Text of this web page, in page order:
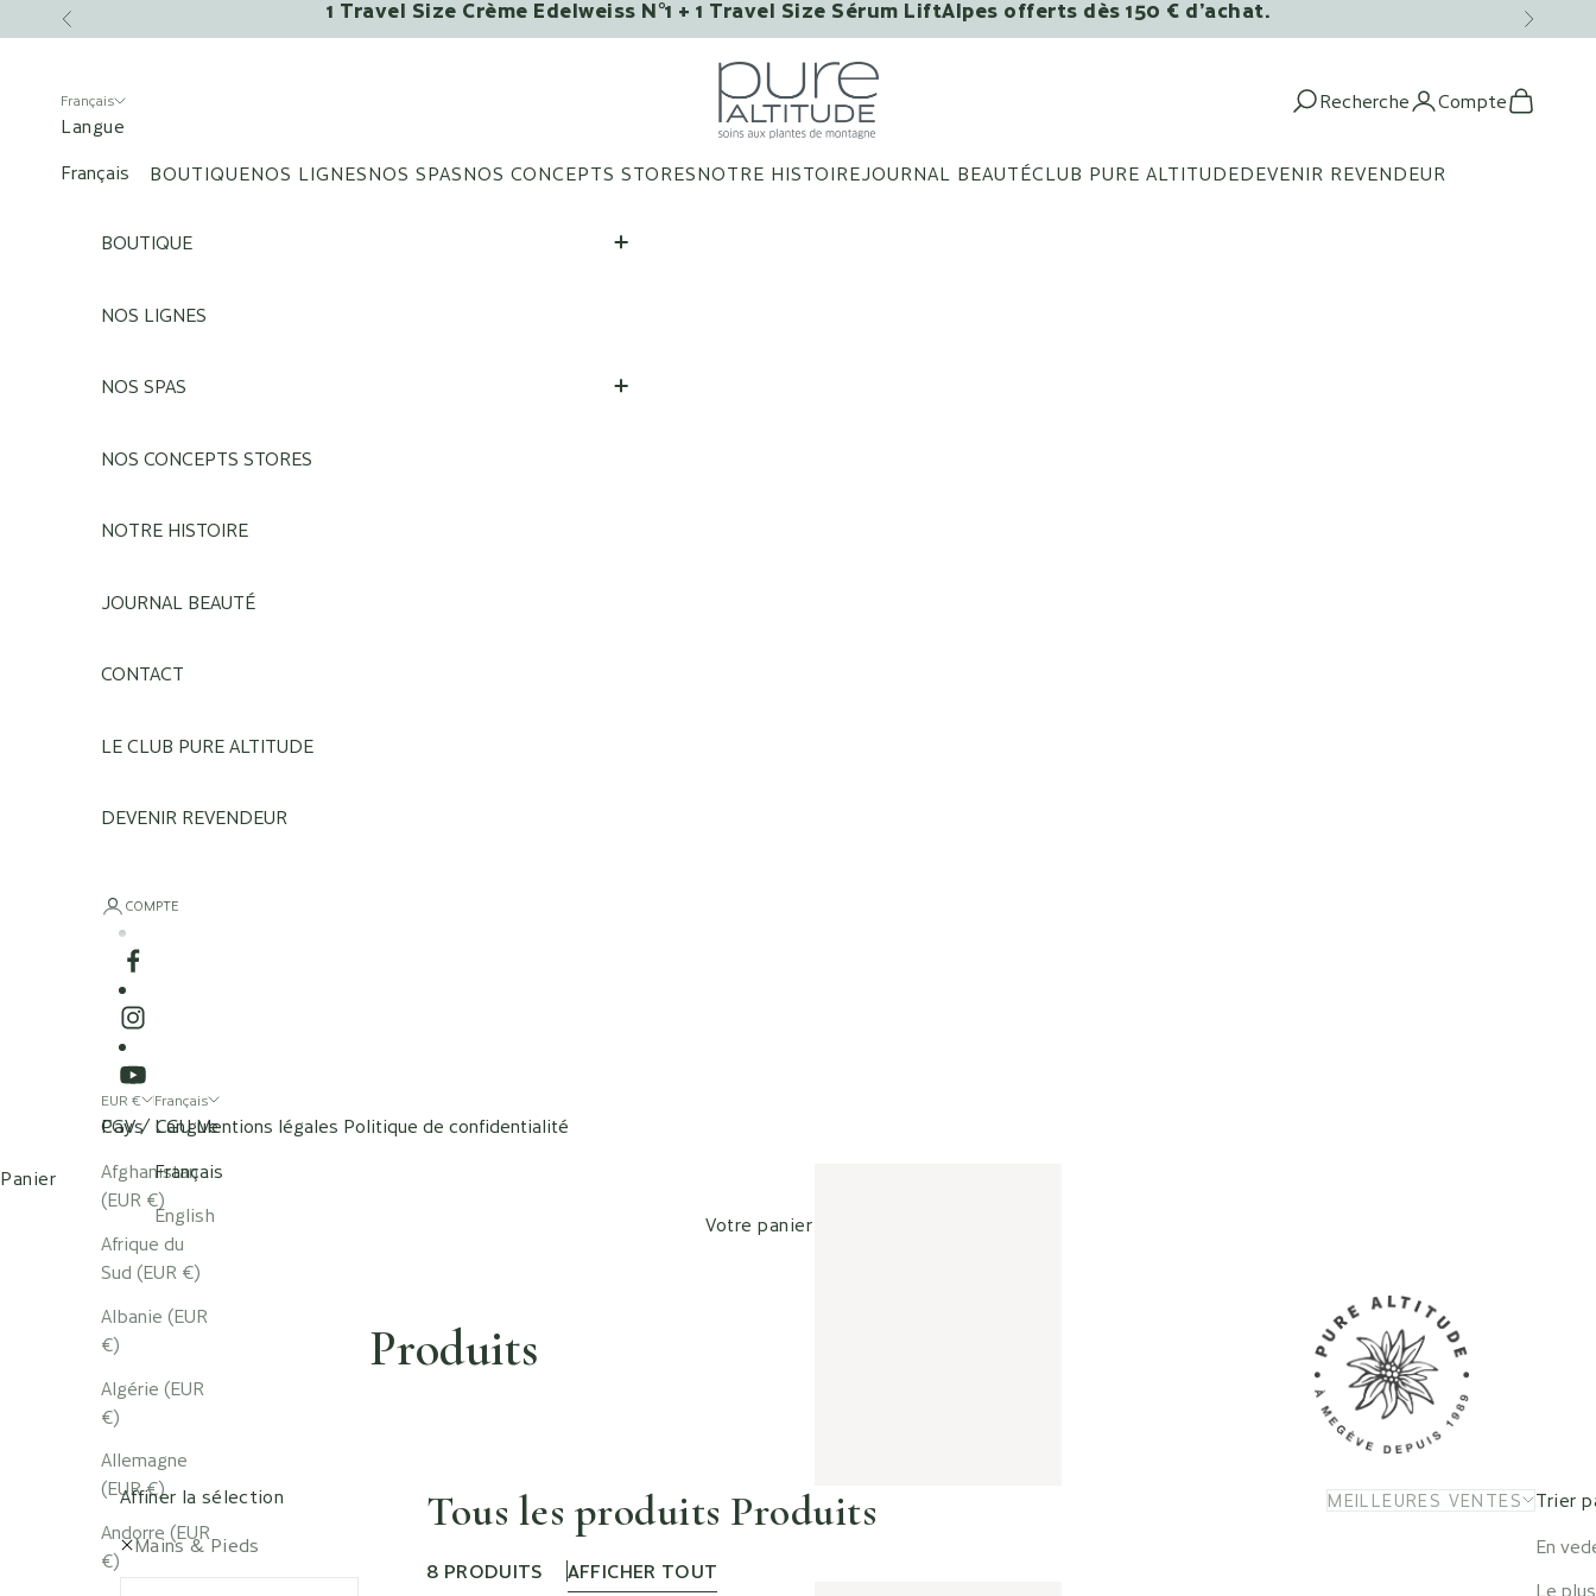
Passer au contenu
Précédent
1 Travel Size Crème Edelweiss N°1 + 1 Travel Size Sérum LiftAlpes offerts dès 150 € d’achat.
Suivant
Français
Langue
Français
Pure Altitude
BOUTIQUENOS LIGNESNOS SPASNOS CONCEPTS STORESNOTRE HISTOIREJOURNAL BEAUTÉCLUB PURE ALTITUDEDEVENIR REVENDEUR
Ouvrir la recherche
Recherche Ouvrir le
Compte
BOUTIQUE
NOS LIGNES
NOS SPAS
NOS CONCEPTS STORES
NOTRE HISTOIRE
JOURNAL BEAUTÉ
CONTACT
LE CLUB PURE ALTITUDE
DEVENIR REVENDEUR
COMPTE
EUR €
Pays
Afghanistan
(EUR €)
Afrique du
Sud (EUR €)
Albanie (EUR
€)
Algérie (EUR
€)
Allemagne
(EUR €)
Andorre (EUR
€)
Français
Langue
Français
English
CGV / CGU Mentions légales Politique de confidentialité
Panier
Votre panier est vide
Produits
Affiner la sélection
Mains & Pieds
MEILLEURES VENTES
Trier
En
Le plus
Tous les produits Produits
8 PRODUITS AFFICHER TOUT